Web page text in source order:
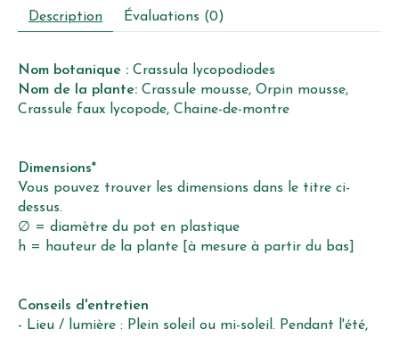
Description Évaluations (0)
Nom botanique : Crassula lycopodiodes
Nom de la plante: Crassule mousse, Orpin mousse,
Crassule faux lycopode, Chaine-de-montre
Dimensions*
Vous pouvez trouver les dimensions dans le titre ci-
dessus.
∅ = diamètre du pot en plastique
h = hauteur de la plante [à mesure à partir du bas]
Conseils d'entretien
- Lieu / lumière : Plein soleil ou mi-soleil. Pendant l'été,